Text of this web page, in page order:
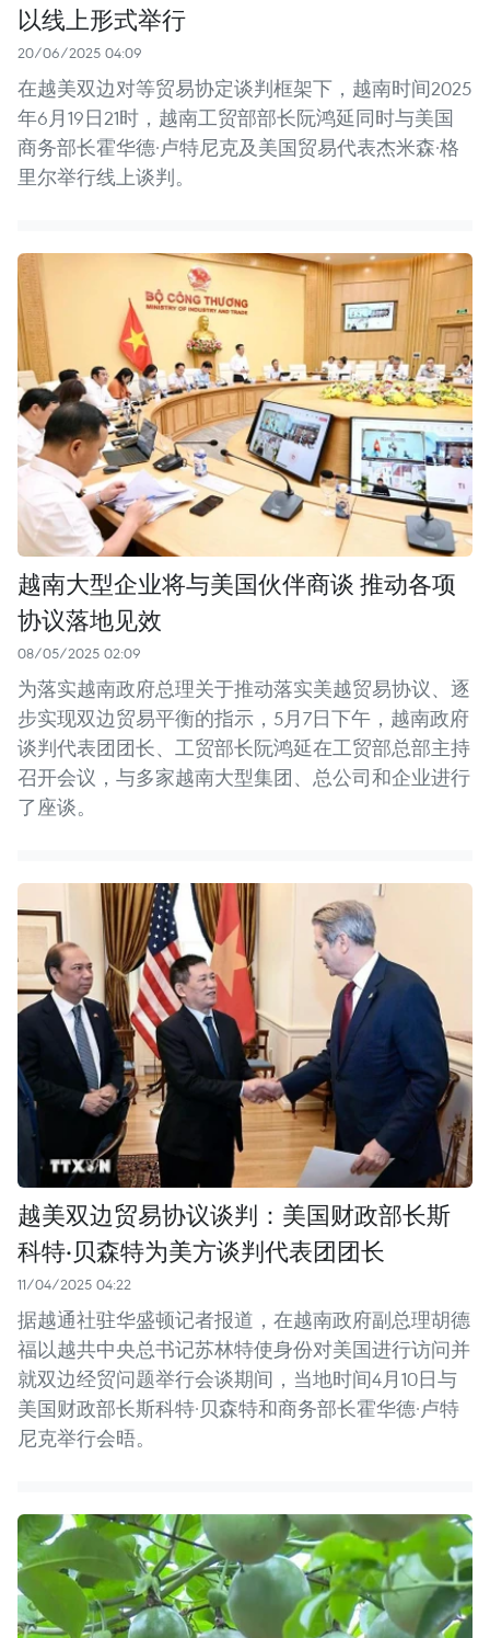
以线上形式举行
20/06/2025 04:09
在越美双边对等贸易协定谈判框架下，越南时间2025
年6月19日21时，越南工贸部部长阮鸿延同时与美国
商务部长霍华德·卢特尼克及美国贸易代表杰米森·格
里尔举行线上谈判。
越南大型企业将与美国伙伴商谈 推动各项
协议落地见效
08/05/2025 02:09
为落实越南政府总理关于推动落实美越贸易协议、逐
步实现双边贸易平衡的指示，5月7日下午，越南政府
谈判代表团团长、工贸部长阮鸿延在工贸部总部主持
召开会议，与多家越南大型集团、总公司和企业进行
了座谈。
越美双边贸易协议谈判：美国财政部长斯
科特·贝森特为美方谈判代表团团长
11/04/2025 04:22
据越通社驻华盛顿记者报道，在越南政府副总理胡德
福以越共中央总书记苏林特使身份对美国进行访问并
就双边经贸问题举行会谈期间，当地时间4月10日与
美国财政部长斯科特·贝森特和商务部长霍华德·卢特
尼克举行会晤。